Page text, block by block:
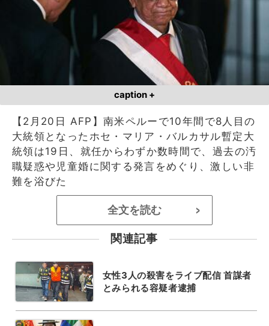
caption +
【2月20日 AFP】南米ペルーで10年間で8人目の
大統領となったホセ・マリア・バルカサル暫定大
統領は19日、就任からわずか数時間で、過去の汚
職疑惑や児童婚に関する発言をめぐり、激しい非
難を浴びた
全文を読む >
関連記事
女性3人の殺害をライブ配信 首謀者
とみられる容疑者逮捕